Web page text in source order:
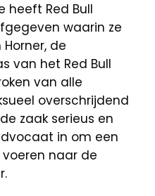
heeft Red Bull
waarin ze
de
van het Red Bull
van alle
overschrijdend
zaak serieus en
in om een
naar de